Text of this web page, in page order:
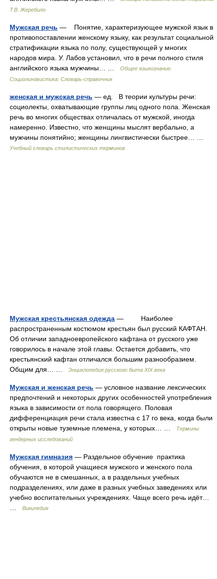
Т.В. Жеребило
Мужская речь — Понятие, характеризующее мужской язык в
противопоставлении женскому языку, как результат социальной
стратификации языка по полу, существующей у многих
народов мира. У. Лабов установил, что в речи полного стиля
английского языка мужчины… …
Общее языкознание.
Социолингвистика: Словарь-справочник
женская и мужская речь — ед. В теории культуры речи:
социолекты, охватывающие группы лиц одного пола. Женская
речь во многих обществах отличалась от мужской, иногда
намеренно. Известно, что женщины мыслят вербально, а
мужчины понятийно; женщины лингвистически быстрее… …
Учебный словарь стилистических терминов
Мужская крестьянская одежда — Наиболее
распространенным костюмом крестьян был русский КАФТАН.
Об отличии западноевропейского кафтана от русского уже
говорилось в начале этой главы. Остается добавить, что
крестьянский кафтан отличался большим разнообразием.
Общим для… …
Энциклопедия русского быта XIX века
Мужская и женская речь — условное название лексических
предпочтений и некоторых других особенностей употребления
языка в зависимости от пола говорящего. Половая
дифференциация речи стала известна с 17 го века, когда были
открыты новые туземные племена, у которых… …
Термины
гендерных исследований
Мужская гимназия — Раздельное обучение практика
обучения, в которой учащиеся мужского и женского пола
обучаются не в смешанных, а в раздельных учебных
подразделениях, или даже в разных учебных заведениях или
учебно воспитательных учреждениях. Чаще всего речь идёт…
Википедия